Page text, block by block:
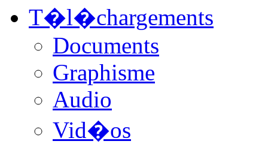
T�l�chargements
Documents
Graphisme
Audio
Vid�os